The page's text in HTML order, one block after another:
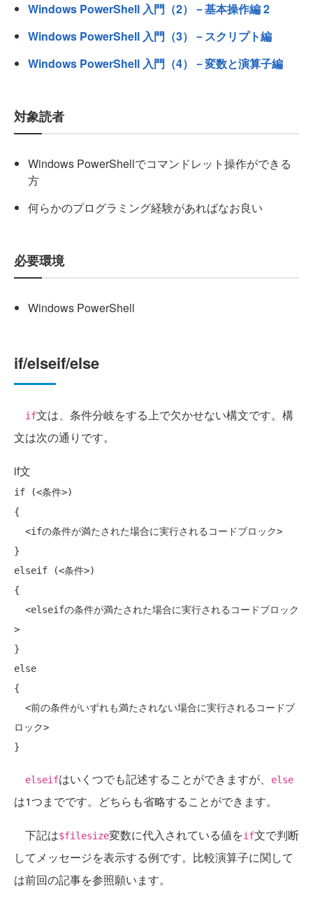
Windows PowerShell 入門（2）－基本操作編 2
Windows PowerShell 入門（3）－スクリプト編
Windows PowerShell 入門（4）－変数と演算子編
対象読者
Windows PowerShellでコマンドレット操作ができる
方
何らかのプログラミング経験があればなお良い
必要環境
Windows PowerShell
if/elseif/else
if文は、条件分岐をする上で欠かせない構文です。構
文は次の通りです。
if文
if (<条件>)
{
}
elseif (<条件>)
{
>
else
{
ロック>
elseifはいくつでも記述することができますが、 else
は1つまでです。どちらも省略することができます。
下記は$filesize変数に代入されている値をif文で判断
してメッセージを表示する例です。比較演算子に関して
は前回の記事を参照願います。